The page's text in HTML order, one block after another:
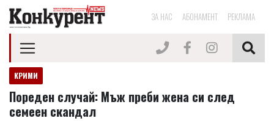
ЗА НАС АБОНАМЕНТ РЕКЛАМА
КРИМИ
Пореден случай: Мъж преби жена си след
семеен скандал